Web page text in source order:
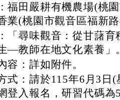
福田嚴耕有機農場(桃
業(桃園市觀音區福新
「尋味觀音：從甘藷
—教師在地文化素養」
容：詳如附件。
式：請於115年6月3日
登入報名，研習代碼為